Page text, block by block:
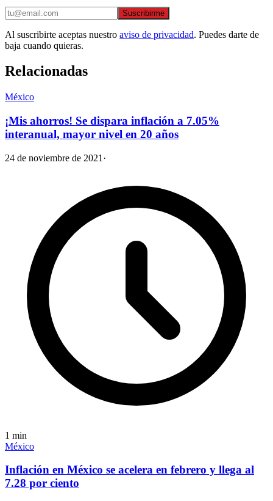
Suscribirme
Al suscribirte aceptas nuestro aviso de privacidad. Puedes darte de
baja cuando quieras.
Relacionadas
México
¡Mis ahorros! Se dispara inflación a 7.05%
interanual, mayor nivel en 20 años
24 de noviembre de 2021 ·
1 min
México
Inflación en México se acelera en febrero y llega al
7.28 por ciento